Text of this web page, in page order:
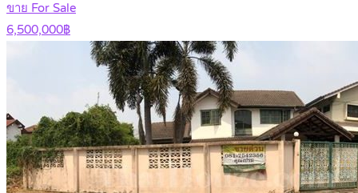
ขาย For Sale
6,500,000฿